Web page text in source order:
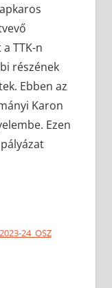
TTK-n
részének
Ebben az
Karon
Ezen
24_OSZ